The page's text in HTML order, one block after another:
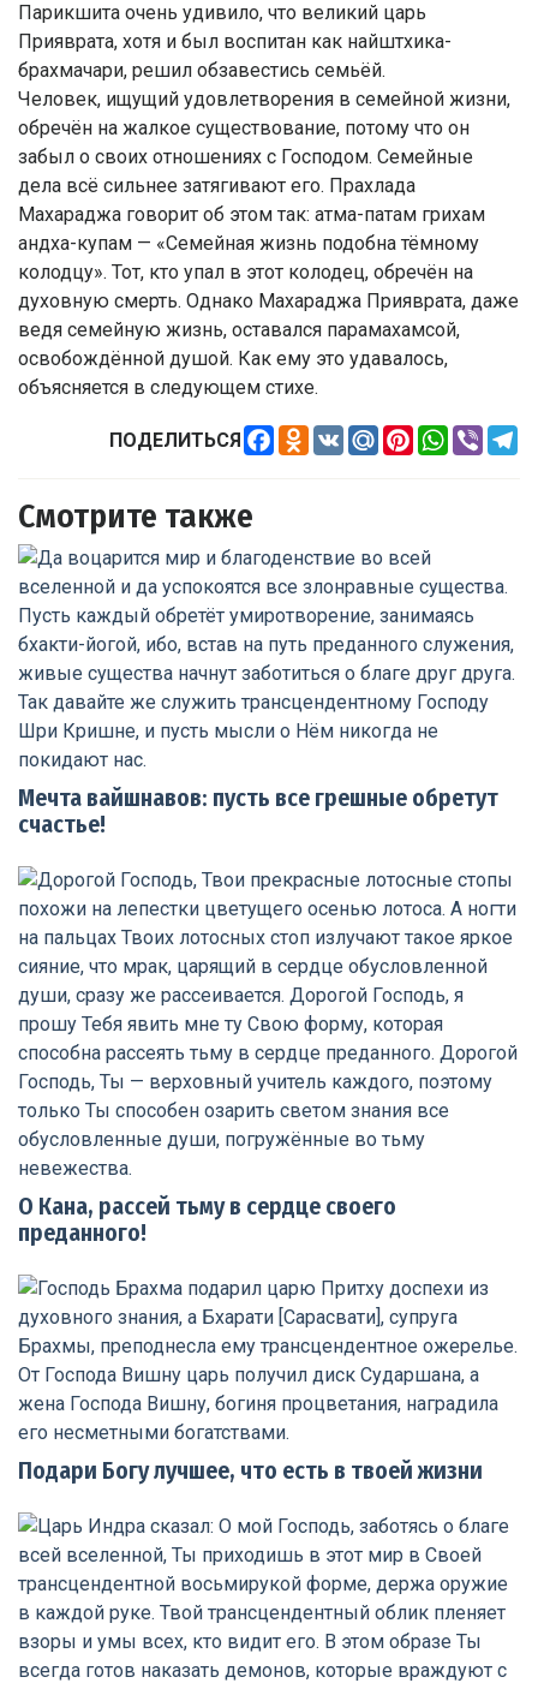
Парикшита очень удивило, что великий царь
Прияврата, хотя и был воспитан как найштхика-
брахмачари, решил обзавестись семьёй.
Человек, ищущий удовлетворения в семейной жизни,
обречён на жалкое существование, потому что он
забыл о своих отношениях с Господом. Семейные
дела всё сильнее затягивают его. Прахлада
Махараджа говорит об этом так: атма-патам грихам
андха-купам — «Семейная жизнь подобна тёмному
колодцу». Тот, кто упал в этот колодец, обречён на
духовную смерть. Однако Махараджа Прияврата, даже
ведя семейную жизнь, оставался парамахамсой,
освобождённой душой. Как ему это удавалось,
объясняется в следующем стихе.
ПОДЕЛИТЬСЯ Facebook
Odnoklassniki
VK Mail.RuPinterestWhatsApp
Viber
Смотрите также
Мечта вайшнавов: пусть все грешные обретут
счастье!
О Кана, рассей тьму в сердце своего
преданного!
Подари Богу лучшее, что есть в твоей жизни